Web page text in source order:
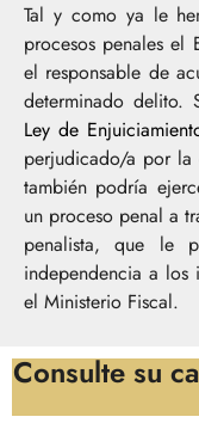
Tal y como ya le
procesos penales el
el responsable de
determinado delito.
Ley de
perjudicado/a por la
también podría
un proceso penal a
penalista, que le
independencia a los
el Ministerio Fiscal.
Consulte su